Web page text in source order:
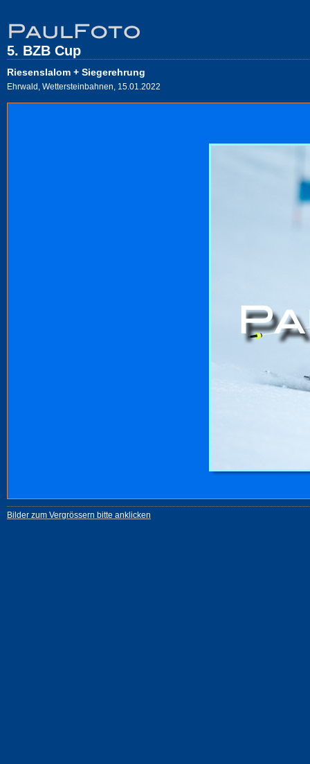
5. BZB Cup
Riesenslalom + Siegerehrung
Ehrwald, Wettersteinbahnen, 15.01.2022
Bilder zum Vergrössern bitte anklicken